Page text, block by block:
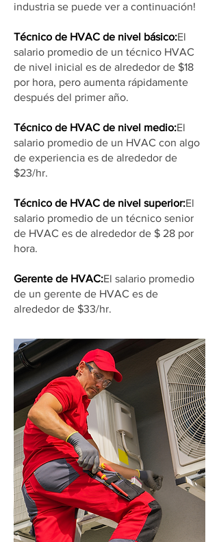
industria se puede ver a continuación!
Técnico de HVAC de nivel básico:El
salario promedio de un técnico HVAC
de nivel inicial es de alrededor de $18
por hora, pero aumenta rápidamente
después del primer año.
Técnico de HVAC de nivel medio:El
salario promedio de un HVAC con algo
de experiencia es de alrededor de
$23/hr.
Técnico de HVAC de nivel superior:El
salario promedio de un técnico senior
de HVAC es de alrededor de $ 28 por
hora.
Gerente de HVAC:El salario promedio
de un gerente de HVAC es de
alrededor de $33/hr.